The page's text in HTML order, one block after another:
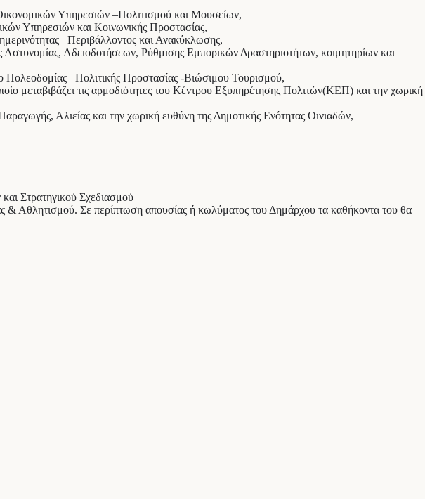
Υπηρεσιών –Πολιτισμού και Μουσείων,
Υπηρεσιών και Κοινωνικής Προστασίας,
–Περιβάλλοντος και Ανακύκλωσης,
Αδειοδοτήσεων, Ρύθμισης Εμπορικών Δραστηριοτήτων, κοιμητηρίων και
–Πολιτικής Προστασίας -Βιώσιμου Τουρισμού,
μεταβιβάζει τις αρμοδιότητες του Κέντρου Εξυπηρέτησης Πολιτών(ΚΕΠ) και την χωρική
Αλιείας και την χωρική ευθύνη της Δημοτικής Ενότητας Οινιαδών,
Στρατηγικού Σχεδιασμού
Αθλητισμού. Σε περίπτωση απουσίας ή κωλύματος του Δημάρχου τα καθήκοντα του θα